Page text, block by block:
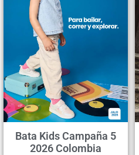
Bata Kids Campaña 5
2026 Colombia